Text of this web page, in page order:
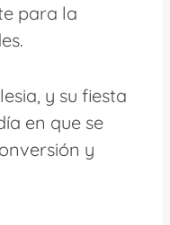
para la
y su fiesta
en que se
y